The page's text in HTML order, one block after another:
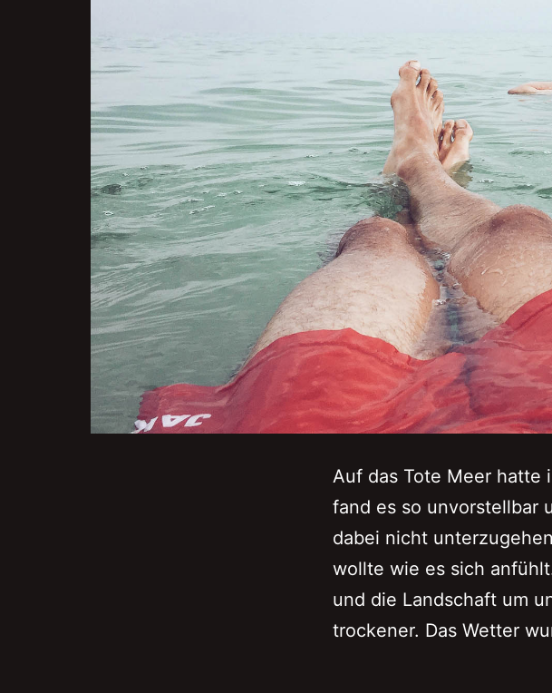
Auf das Tote Meer hatte
fand es so unvorstellbar
dabei nicht
wollte wie es sich
und die Landschaft um
trockener. Das Wetter